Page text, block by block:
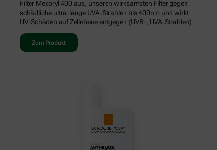
Filter Mexoryl 400 aus, unseren wirksamsten Filter gegen
schädliche ultra-lange UVA-Strahlen bis 400nm und wirkt
UV-Schäden auf Zellebene entgegen (UVB-, UVA-Strahlen)
Zum Produkt